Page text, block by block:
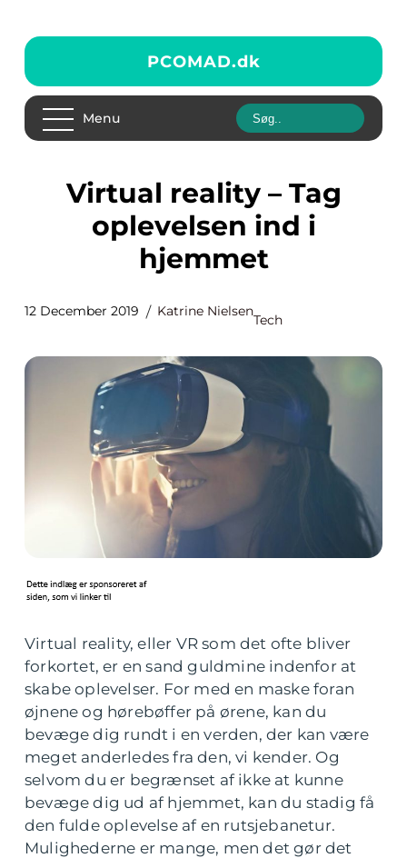
PCOMAD.dk
Menu
Virtual reality – Tag
oplevelsen ind i
hjemmet
12 December 2019 Katrine Nielsen
Tech
Virtual reality, eller VR som det ofte bliver
forkortet, er en sand guldmine indenfor at
skabe oplevelser. For med en maske foran
øjnene og hørebøffer på ørene, kan du
bevæge dig rundt i en verden, der kan være
meget anderledes fra den, vi kender. Og
selvom du er begrænset af ikke at kunne
bevæge dig ud af hjemmet, kan du stadig få
den fulde oplevelse af en rutsjebanetur.
Mulighederne er mange, men det gør det